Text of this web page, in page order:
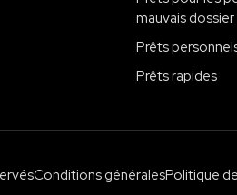
mauvais
Prêts
Prêts rapides
Conditions généralesPolitique